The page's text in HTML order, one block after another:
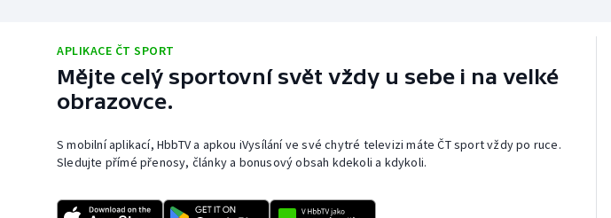
APLIKACE ČT SPORT
Mějte celý sportovní svět vždy u sebe i na velké
obrazovce.
S mobilní aplikací, HbbTV a apkou iVysílání ve své chytré televizi máte ČT sport vždy po ruce.
Sledujte přímé přenosy, články a bonusový obsah kdekoli a kdykoli.